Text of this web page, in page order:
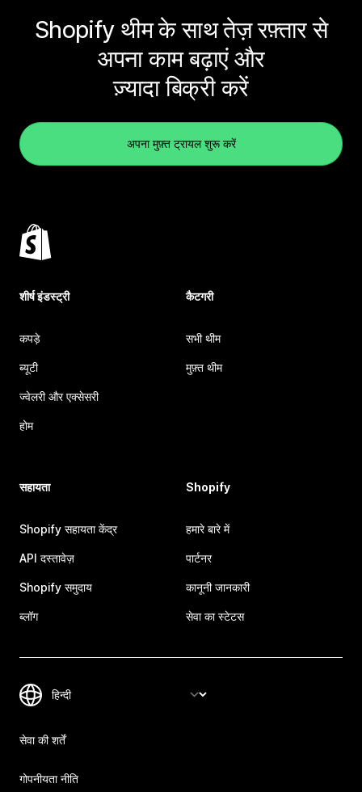
Shopify थीम के साथ तेज़ रफ़्तार से
अपना काम बढ़ाएं और
ज़्यादा बिक्री करें
अपना मुफ़्त ट्रायल शुरू करें
शीर्ष इंडस्ट्री
कपड़े
ब्यूटी
ज्वेलरी और एक्सेसरी
होम
कैटगरी
सभी थीम
मुफ़्त थीम
सहायता
Shopify सहायता केंद्र
API दस्तावेज़
Shopify समुदाय
ब्लॉग
Shopify
हमारे बारे में
पार्टनर
कानूनी जानकारी
सेवा का स्टेटस
सेवा की शर्तें
गोपनीयता नीति